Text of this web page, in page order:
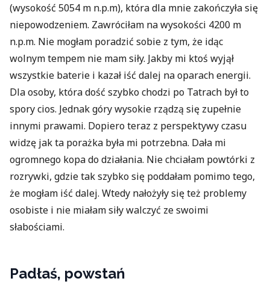
(wysokość 5054 m n.p.m), która dla mnie zakończyła się
niepowodzeniem. Zawróciłam na wysokości 4200 m
n.p.m. Nie mogłam poradzić sobie z tym, że idąc
wolnym tempem nie mam siły. Jakby mi ktoś wyjął
wszystkie baterie i kazał iść dalej na oparach energii.
Dla osoby, która dość szybko chodzi po Tatrach był to
spory cios. Jednak góry wysokie rządzą się zupełnie
innymi prawami. Dopiero teraz z perspektywy czasu
widzę jak ta porażka była mi potrzebna. Dała mi
ogromnego kopa do działania. Nie chciałam powtórki z
rozrywki, gdzie tak szybko się poddałam pomimo tego,
że mogłam iść dalej. Wtedy nałożyły się też problemy
osobiste i nie miałam siły walczyć ze swoimi
słabościami.
Padłaś, powstań